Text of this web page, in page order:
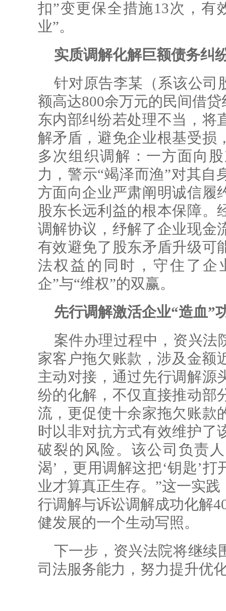
扣”变更保全措施13次，有
业”。
实质调解化解巨额债务纠
针对原告李某（系该公司
额高达800余万元的民间借
东内部纠纷若处理不当，将
解矛盾，避免企业根基受损
多次组织调解：一方面向
力，警示“竭泽而渔”对其自
方面向企业严肃阐明诚信履
股东长远利益的根本保障。
调解协议，纾解了企业现金
有效避免了股东矛盾升级可
法权益的同时，守住了企
企”与“维权”的双赢。
先行调解激活企业“造血”
案件办理过程中，资兴法
家客户拖欠账款，涉及金额
主动对接，通过先行调解源
纷的化解，不仅直接推动部
流，更促使十余家拖欠账款
时以非对抗方式有效维护了
破裂的风险。该公司负责
渴’，更用调解这把‘钥匙’
业才算真正生存。”这一实
行调解与诉讼调解成功化解
健发展的一个生动写照。
下一步，资兴法院将继续
司法服务能力，努力提升优